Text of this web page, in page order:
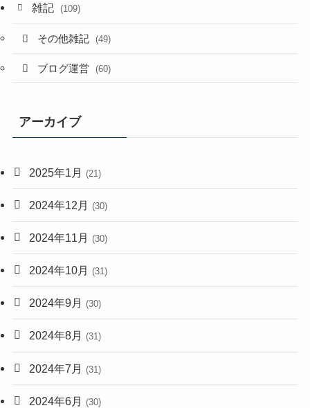
雑記 (109)
その他雑記 (49)
ブログ運営 (60)
アーカイブ
2025年1月 (21)
2024年12月 (30)
2024年11月 (30)
2024年10月 (31)
2024年9月 (30)
2024年8月 (31)
2024年7月 (31)
2024年6月 (30)